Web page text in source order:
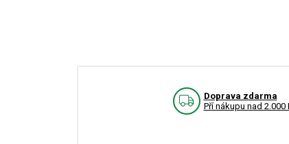
Doprava zdarma
Pří nákupu nad 2.000